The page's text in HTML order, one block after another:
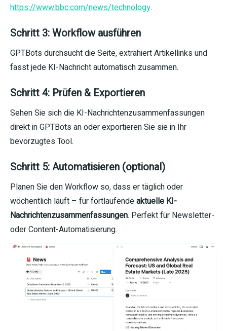
https://www.bbc.com/news/technology.
Schritt 3: Workflow ausführen
GPTBots durchsucht die Seite, extrahiert Artikellinks und
fasst jede KI-Nachricht automatisch zusammen.
Schritt 4: Prüfen & Exportieren
Sehen Sie sich die KI-Nachrichtenzusammenfassungen
direkt in GPTBots an oder exportieren Sie sie in Ihr
bevorzugtes Tool.
Schritt 5: Automatisieren (optional)
Planen Sie den Workflow so, dass er täglich oder
wöchentlich läuft – für fortlaufendeaktuelle KI-
Nachrichtenzusammenfassungen. Perfekt für Newsletter-
oder Content-Automatisierung.